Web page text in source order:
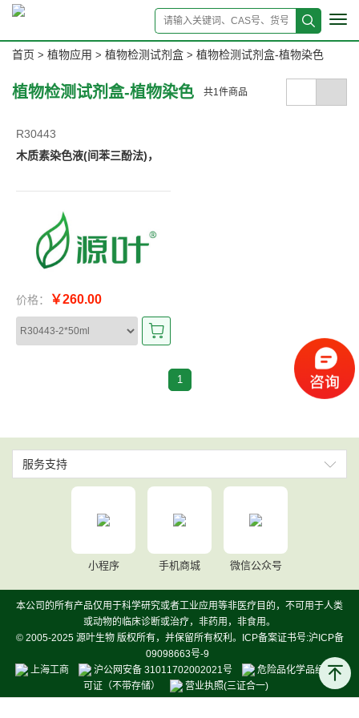
首页 > 植物应用 > 植物检测试剂盒 > 植物检测试剂盒-植物染色
植物检测试剂盒-植物染色 共1 件商品
R30443
木质素染色液(间苯三酚法)，
价格： ￥260.00
1
服务支持
小程序 手机商城 微信公众号
本公司的所有产品仅用于科学研究或者工业应用等非医疗目的，不可用于人类
或动物的临床诊断或治疗，非药用，非食用。
© 2005-2025 源叶生物 版权所有，并保留所有权利。ICP备案证书号:沪ICP备
09098663号-9
上海工商
沪公网安备 31011702002021号
危险品化学品经营许
可证（不带存储）
营业执照(三证合一)